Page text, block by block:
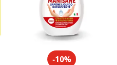
-10%